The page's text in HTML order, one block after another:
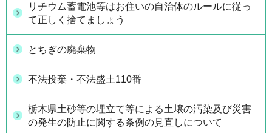
リチウム蓄電池等はお住いの自治体のルールに従っ
て正しく捨てましょう
とちぎの廃棄物
不法投棄・不法盛土110番
栃木県土砂等の埋立て等による土壌の汚染及び災害
の発生の防止に関する条例の見直しについて